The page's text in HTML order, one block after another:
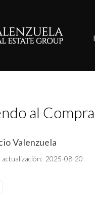
al
Valenzuela
actualización: 2025-08-20